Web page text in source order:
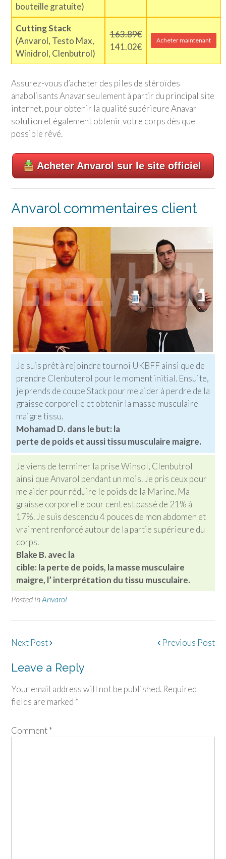
bouteille gratuite)
Cutting Stack
(Anvarol, Testo Max,
Winidrol, Clenbutrol)
163.89€
141.02€
Acheter maintenant
Assurez-vous d’acheter des piles de stéroïdes
anabolisants Anavar seulement à partir du principal site
internet, pour obtenir la qualité supérieure Anavar
solution et également obtenir votre corps dès que
possible rêvé.
Acheter Anvarol sur le site officiel
Anvarol commentaires client
Je suis prêt à rejoindre tournoi UKBFF ainsi que de
prendre Clenbuterol pour le moment initial. Ensuite,
je prends de coupe Stack pour me aider à perdre de la
graisse corporelle et obtenir la masse musculaire
maigre tissu.
Mohamad D. dans le but: la
perte de poids et aussi tissu musculaire maigre.
Je viens de terminer la prise Winsol, Clenbutrol
ainsi que Anvarol pendant un mois. Je pris ceux pour
me aider pour réduire le poids de la Marine. Ma
graisse corporelle pour cent est passé de 21% à
17%. Je suis descendu 4 pouces de mon abdomen et
vraiment renforcé autour de la partie supérieure du
corps.
Blake B. avec la
cible: la perte de poids, la masse musculaire
maigre, l’ interprétation du tissu musculaire.
Posted inAnvarol
Post
Previous Post
Next Post
Leave a Reply
Your email address will not be published. Required
fields are marked *
Comment*